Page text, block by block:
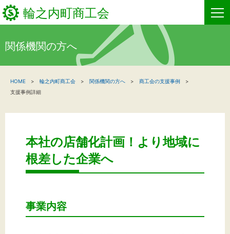
輪之内町商工会
新着情報
輪之内町商工会について
お問い合わせ
関係機関の方へ
HOME 輪之内町商工会 関係機関の方へ
商工会の支援事例
支援事例詳細
本社の店舗化計画！より地域に
根差した企業へ
事業内容